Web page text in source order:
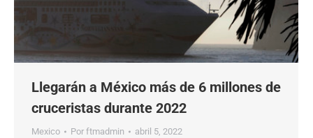
Llegarán a México más de 6 millones de
cruceristas durante 2022
Mexico Por ftmadmin abril 5, 2022